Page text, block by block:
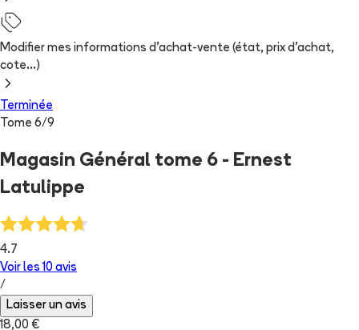
Modifier mes informations d'achat-vente (état, prix d'achat,
cote...)
Terminée
Tome 6/9
Magasin Général tome 6 - Ernest
Latulippe
4.7
Voir les 10 avis
/
Laisser un avis
18,00 €